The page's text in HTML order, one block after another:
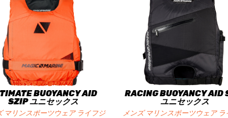
BUOYANCY AID
SZIP ユニセックス
マリンスポーツウェア ライフジ
RACING BUOYANCY AID
ユニセックス
メンズ マリンスポーツウェア ラ